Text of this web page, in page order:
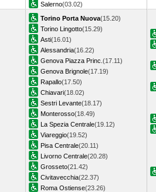
Salerno(03.02)
Torino Porta Nuova(15.20)
Torino Lingotto(15.29)
Asti(16.01)
Alessandria(16.22)
Genova Piazza Princ. (17.11)
Genova Brignole(17.19)
Rapallo(17.50)
Chiavari(18.02)
Sestri Levante(18.17)
Monterosso(18.49)
La Spezia Centrale(19.12)
Viareggio(19.52)
Pisa Centrale(20.11)
Livorno Centrale(20.28)
Grosseto(21.42)
Civitavecchia(22.37)
Roma Ostiense(23.26)